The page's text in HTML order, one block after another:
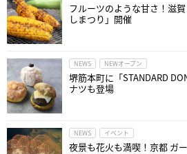
フルーツのような甘さ！滋
しまつり」開催
NEWS NEWオープン
堺筋本町に「STANDARD
ナツも登場
NEWS イベント
夜景も花火も満喫！京都 ガ